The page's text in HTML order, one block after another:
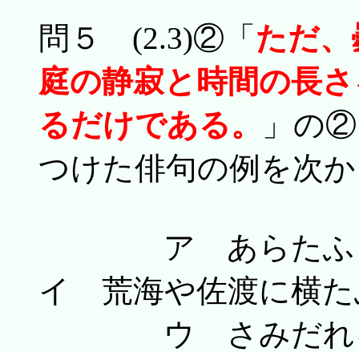
問５ (2.3)②「 ただ
庭の静寂と時間の長
るだけである。
」の
つけた俳句の例を次
ア あらたふ
イ 荒海や佐渡に横た
ウ さみだれ